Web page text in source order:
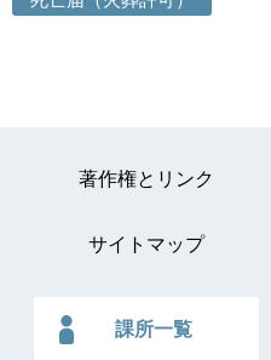
著作権とリンク
サイトマップ
課所一覧